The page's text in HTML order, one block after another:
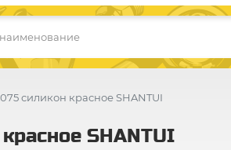
силикон красное SHANTUI
SHANTUI